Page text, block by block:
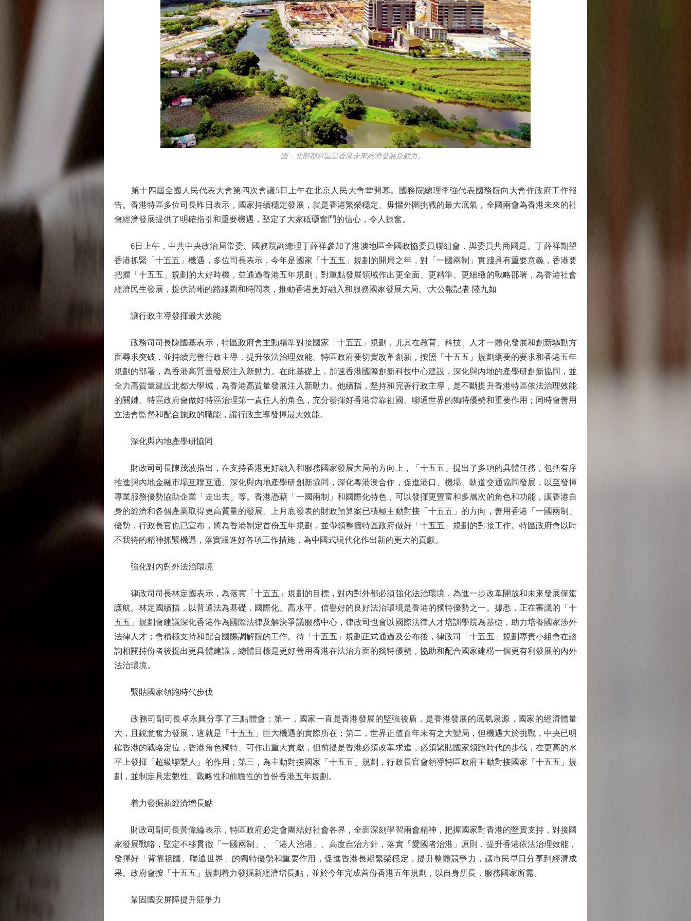
圖：北部都會區是香港未來經濟發展新動力。
第十四屆全國人民代表大會第四次會議5日上午在北京人民大會堂開幕。國務院總理李強代表國務院向大會作政府工作報
告。香港特區多位司長昨日表示，國家持續穩定發展，就是香港繁榮穩定、毋懼外圍挑戰的最大底氣，全國兩會為香港未來的社
會經濟發展提供了明確指引和重要機遇，堅定了大家砥礪奮鬥的信心，令人振奮。
6日上午，中共中央政治局常委、國務院副總理丁薛祥參加了港澳地區全國政協委員聯組會，與委員共商國是。丁薛祥期望
香港抓緊「十五五」機遇，多位司長表示，今年是國家「十五五」規劃的開局之年，對「一國兩制」實踐具有重要意義，香港要
把握「十五五」規劃的大好時機，並通過香港五年規劃，對重點發展領域作出更全面、更精準、更細緻的戰略部署，為香港社會
經濟民生發展，提供清晰的路線圖和時間表，推動香港更好融入和服務國家發展大局。\大公報記者 陸九如
讓行政主導發揮最大效能
政務司司長陳國基表示，特區政府會主動精準對接國家「十五五」規劃，尤其在教育、科技、人才一體化發展和創新驅動方
面尋求突破，並持續完善行政主導，提升依法治理效能。特區政府要切實改革創新，按照「十五五」規劃綱要的要求和香港五年
規劃的部署，為香港高質量發展注入新動力。在此基礎上，加速香港國際創新科技中心建設，深化與內地的產學研創新協同，並
全力高質量建設北都大學城，為香港高質量發展注入新動力。他續指，堅持和完善行政主導，是不斷提升香港特區依法治理效能
的關鍵。特區政府會做好特區治理第一責任人的角色，充分發揮好香港背靠祖國、聯通世界的獨特優勢和重要作用；同時會善用
立法會監督和配合施政的職能，讓行政主導發揮最大效能。
深化與內地產學研協同
財政司司長陳茂波指出，在支持香港更好融入和服務國家發展大局的方向上，「十五五」提出了多項的具體任務，包括有序
推進與內地金融市場互聯互通、深化與內地產學研創新協同，深化粵港澳合作，促進港口、機場、軌道交通協同發展，以至發揮
專業服務優勢協助企業「走出去」等。香港憑藉「一國兩制」和國際化特色，可以發揮更豐富和多層次的角色和功能，讓香港自
身的經濟和各個產業取得更高質量的發展。上月底發表的財政預算案已積極主動對接「十五五」的方向，善用香港「一國兩制」
優勢，行政長官也已宣布，將為香港制定首份五年規劃，並帶領整個特區政府做好「十五五」規劃的對接工作。特區政府會以時
不我待的精神抓緊機遇，落實跟進好各項工作措施，為中國式現代化作出新的更大的貢獻。
強化對內對外法治環境
律政司司長林定國表示，為落實「十五五」規劃的目標，對內對外都必須強化法治環境，為進一步改革開放和未來發展保駕
護航。林定國續指，以普通法為基礎，國際化、高水平、信譽好的良好法治環境是香港的獨特優勢之一。據悉，正在審議的「十
五五」規劃會建議深化香港作為國際法律及解決爭議服務中心，律政司也會以國際法律人才培訓學院為基礎，助力培養國家涉外
法律人才；會積極支持和配合國際調解院的工作。待「十五五」規劃正式通過及公布後，律政司「十五五」規劃專責小組會在諮
詢相關持份者後提出更具體建議，總體目標是更好善用香港在法治方面的獨特優勢，協助和配合國家建構一個更有利發展的內外
法治環境。
緊貼國家領跑時代步伐
政務司副司長卓永興分享了三點體會：第一，國家一直是香港發展的堅強後盾，是香港發展的底氣泉源，國家的經濟體量
大，且銳意奮力發展，這就是「十五五」巨大機遇的實際所在；第二，世界正值百年未有之大變局，但機遇大於挑戰，中央已明
確香港的戰略定位，香港角色獨特、可作出重大貢獻，但前提是香港必須改革求進，必須緊貼國家領跑時代的步伐，在更高的水
平上發揮「超級聯繫人」的作用；第三，為主動對接國家「十五五」規劃，行政長官會領導特區政府主動對接國家「十五五」規
劃，並制定具宏觀性、戰略性和前瞻性的首份香港五年規劃。
着力發掘新經濟增長點
財政司副司長黃偉綸表示，特區政府必定會團結好社會各界，全面深刻學習兩會精神，把握國家對香港的堅實支持，對接國
家發展戰略，堅定不移貫徹「一國兩制」、「港人治港」、高度自治方針，落實「愛國者治港」原則，提升香港依法治理效能，
發揮好「背靠祖國、聯通世界」的獨特優勢和重要作用，促進香港長期繁榮穩定，提升整體競爭力，讓市民早日分享到經濟成
果。政府會按「十五五」規劃着力發掘新經濟增長點，並於今年完成首份香港五年規劃，以自身所長，服務國家所需。
鞏固國安屏障提升競爭力